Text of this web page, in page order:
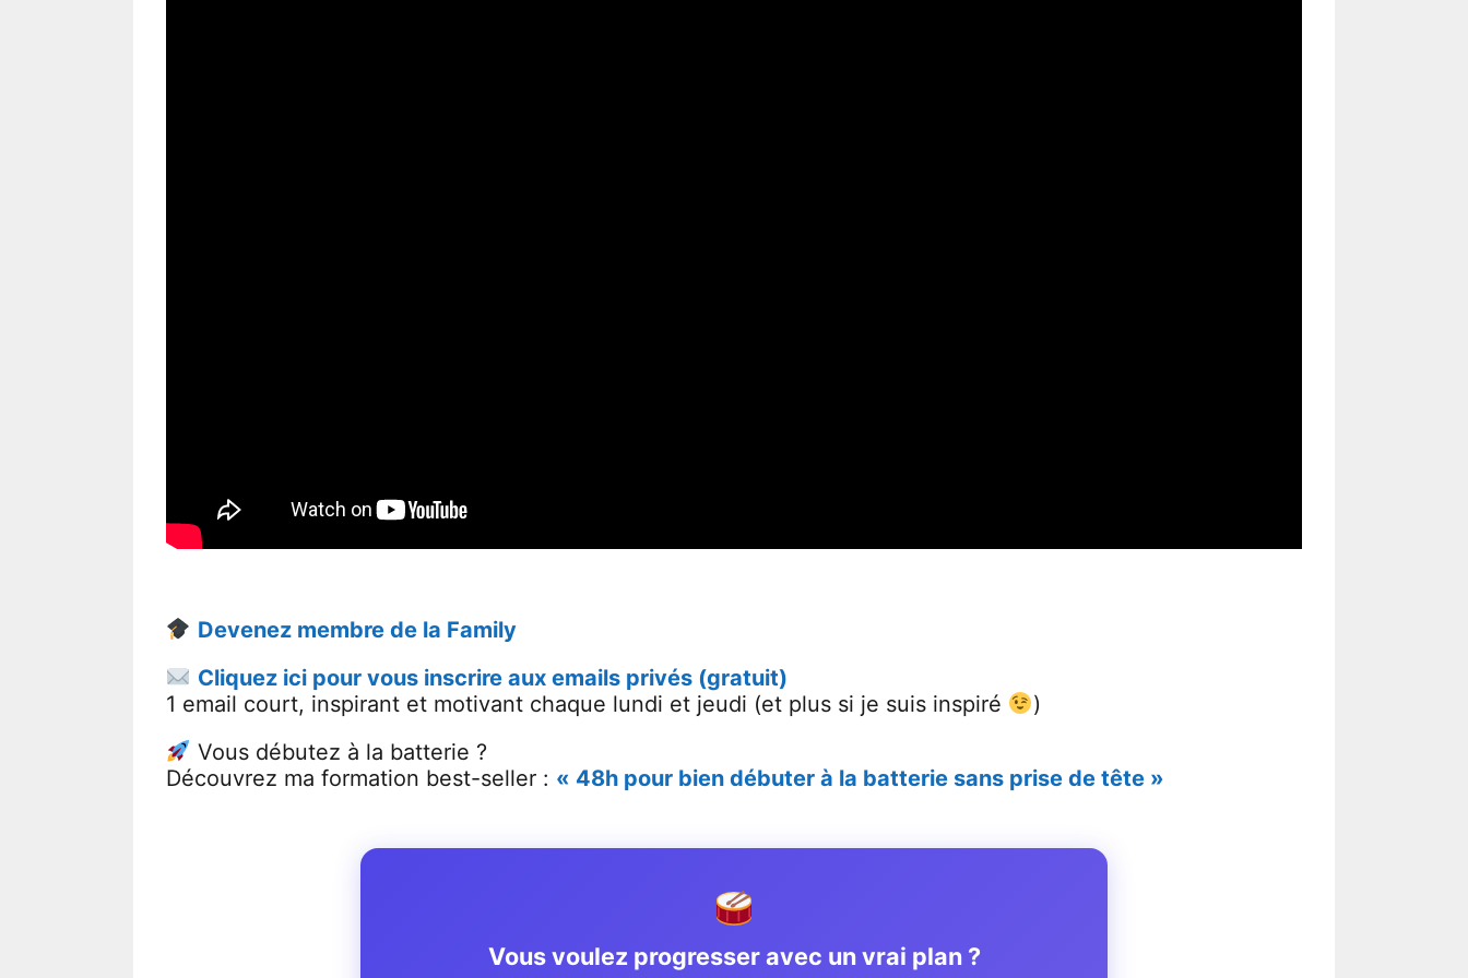
Devenez membre de la Family
Cliquez ici pour vous inscrire aux emails privés (gratuit)
1 email court, inspirant et motivant chaque lundi et jeudi (et plus si je suis inspiré
)
Vous débutez à la batterie ?
Découvrez ma formation best-seller : « 48h pour bien débuter à la batterie sans prise de tête »
Vous voulez progresser avec un vrai plan ?